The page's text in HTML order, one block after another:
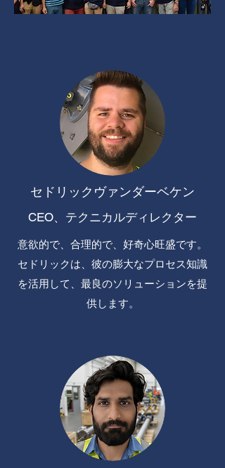
セドリックヴァンダーベケン
CEO、テクニカルディレクター
意欲的で、合理的で、好奇心旺盛です。
セドリックは、彼の膨大なプロセス知識
を活用して、最良のソリューションを提
供します。